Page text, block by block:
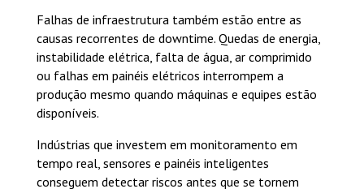
Falhas de infraestrutura também estão entre as
causas recorrentes de downtime. Quedas de energia,
instabilidade elétrica, falta de água, ar comprimido
ou falhas em painéis elétricos interrompem a
produção mesmo quando máquinas e equipes estão
disponíveis.
Indústrias que investem em monitoramento em
tempo real, sensores e painéis inteligentes
conseguem detectar riscos antes que se tornem